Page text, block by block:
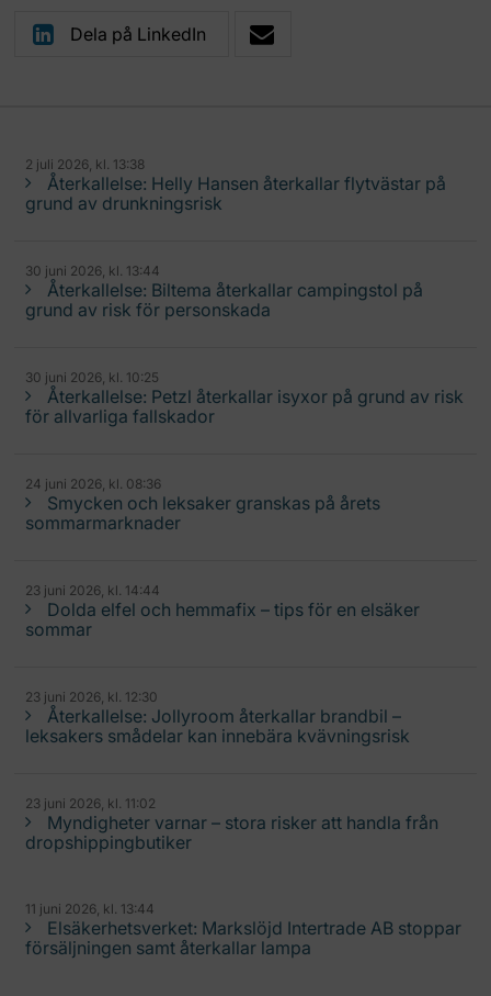
Dela på LinkedIn
2 juli 2026, kl. 13:38
Återkallelse: Helly Hansen återkallar flytvästar på
grund av drunkningsrisk
30 juni 2026, kl. 13:44
Återkallelse: Biltema återkallar campingstol på
grund av risk för personskada
30 juni 2026, kl. 10:25
Återkallelse: Petzl återkallar isyxor på grund av risk
för allvarliga fallskador
24 juni 2026, kl. 08:36
Smycken och leksaker granskas på årets
sommarmarknader
23 juni 2026, kl. 14:44
Dolda elfel och hemmafix – tips för en elsäker
sommar
23 juni 2026, kl. 12:30
Återkallelse: Jollyroom återkallar brandbil –
leksakers smådelar kan innebära kvävningsrisk
23 juni 2026, kl. 11:02
Myndigheter varnar – stora risker att handla från
dropshippingbutiker
11 juni 2026, kl. 13:44
Elsäkerhetsverket: Markslöjd Intertrade AB stoppar
försäljningen samt återkallar lampa